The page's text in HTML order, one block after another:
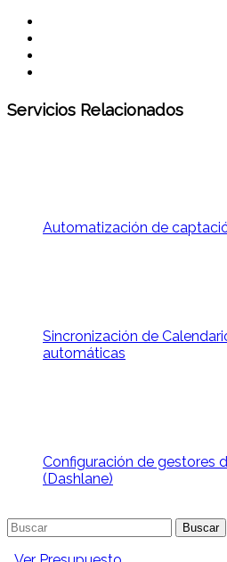
Servicios Relacionados
Automatización de
Sincronización de
automáticas
Configuración de gestores
(Dashlane)
Buscar: